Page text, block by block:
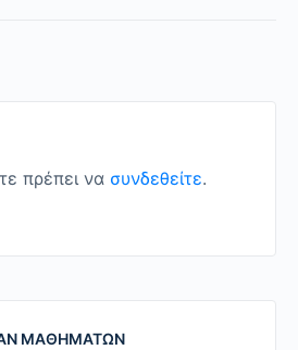
πρέπει να συνδεθείτε.
ΜΑΘΗΜΑΤΩΝ